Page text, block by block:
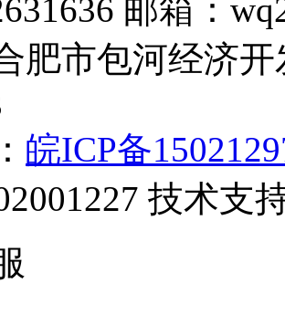
邮箱：
肥市包河经济
皖ICP备
技术支